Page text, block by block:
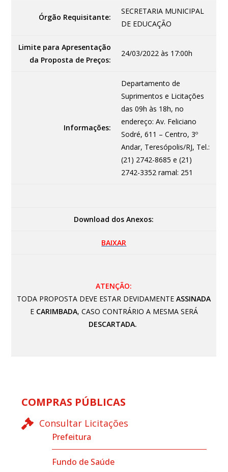
Órgão Requisitante:
SECRETARIA MUNICIPAL
DE EDUCAÇÃO
Limite para Apresentação
da Proposta de Preços:
24/03/2022 às 17:00h
Informações:
Departamento de
Suprimentos e Licitações
das 09h às 18h, no
endereço: Av. Feliciano
Sodré, 611 – Centro, 3º
Andar, Teresópolis/RJ, Tel.:
(21) 2742-8685 e (21)
2742-3352 ramal: 251
Download dos Anexos:
BAIXAR
ATENÇÃO:
TODA PROPOSTA DEVE ESTAR DEVIDAMENTEASSINADA
E CARIMBADA, CASO CONTRÁRIO A MESMA SERÁ
DESCARTADA.
COMPRAS PÚBLICAS
Consultar Licitações
Prefeitura
Fundo de Saúde